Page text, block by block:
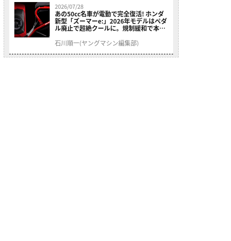
2026/07/28
あの50cc名車が電動で完全復活! ホンダ
新型「ズーマーe:」2026年モデルはペダ
ル廃止で超絶クールに。規制緩和で本来
石川順一(ヤングマシン編集部)